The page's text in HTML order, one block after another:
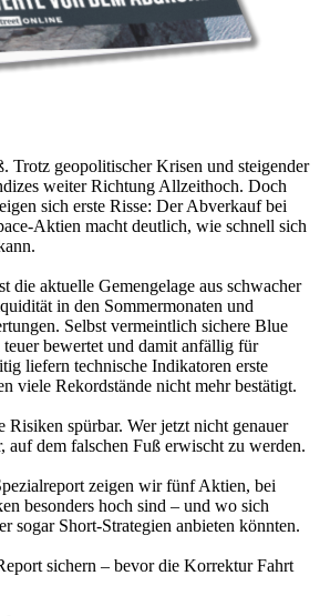
Trotz geopolitischer Krisen und steigender
weiter Richtung Allzeithoch. Doch
sich erste Risse: Der Abverkauf bei
Aktien macht deutlich, wie schnell sich
die aktuelle Gemengelage aus schwacher
in den Sommermonaten und
Selbst vermeintlich sichere Blue
bewertet und damit anfällig für
liefern technische Indikatoren erste
viele Rekordstände nicht mehr bestätigt.
Risiken spürbar. Wer jetzt nicht genauer
auf dem falschen Fuß erwischt zu werden.
zeigen wir fünf Aktien, bei
besonders hoch sind – und wo sich
sogar Short-Strategien anbieten könnten.
sichern – bevor die Korrektur Fahrt